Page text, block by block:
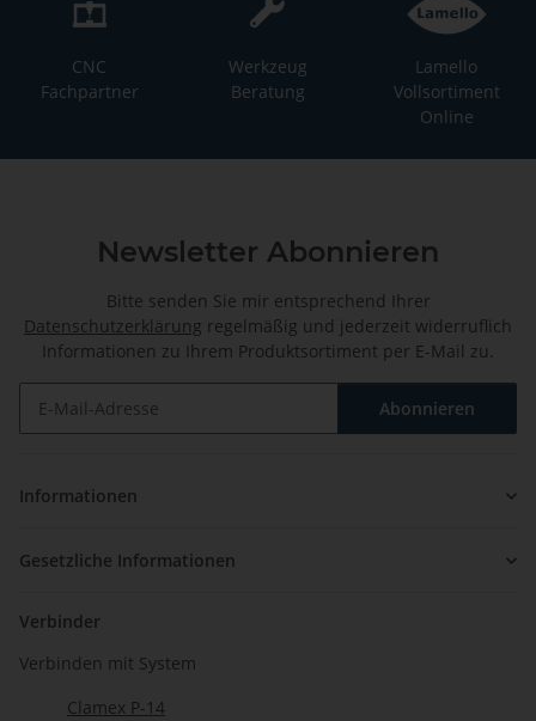
CNC
Fachpartner
Werkzeug
Beratung
Lamello
Vollsortiment
Online
Newsletter Abonnieren
Bitte senden Sie mir entsprechend Ihrer
Datenschutzerklärung regelmäßig und jederzeit widerruflich
Informationen zu Ihrem Produktsortiment per E-Mail zu.
Abonnieren
Informationen
Gesetzliche Informationen
Verbinder
Verbinden mit System
Clamex P-14